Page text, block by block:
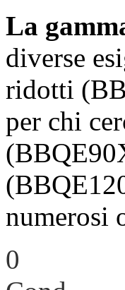
La
diverse
ridotti
per chi
numerosi
0